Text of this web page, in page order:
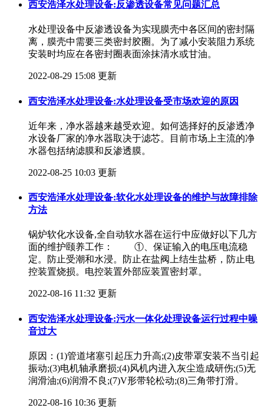
西安浩泽水处理设备:反渗透设备常见问题汇总
水处理设备中反渗透设备为实现膜壳中各区间的密封隔
离，膜壳中需要三类密封胶圈。为了减小安装阻力系统
安装时均应在各密封圈表面涂抹清水或甘油。
2022-08-29 15:08 更新
西安浩泽水处理设备:水处理设备受市场欢迎的原因
近年来，净水器越来越受欢迎。如何选择好的反渗透净
水设备厂家的净水器取决于滤芯。目前市场上主流的净
水器包括纳滤膜和反渗透膜。
2022-08-25 10:03 更新
西安浩泽水处理设备:软化水处理设备的维护与故障排除
方法
锅炉软化水设备,全自动软水器在运行中应做好以下几方
面的维护颐养工作： ①、保证输入的电压电流稳
定。防止受潮和水浸。防止在盐阀上结生盐桥，防止电
控装置烧损。电控装置外部应装置密封罩。
2022-08-16 11:32 更新
西安浩泽水处理设备:污水一体化处理设备运行过程中噪
音过大
原因：(1)管道堵塞引起压力升高;(2)皮带罩安装不当引起
振动;(3)电机轴承磨损;(4)风机内进入灰尘造成研伤;(5)无
润滑油;(6)润滑不良;(7)V形带轮松动;(8)三角带打滑。
2022-08-16 10:36 更新